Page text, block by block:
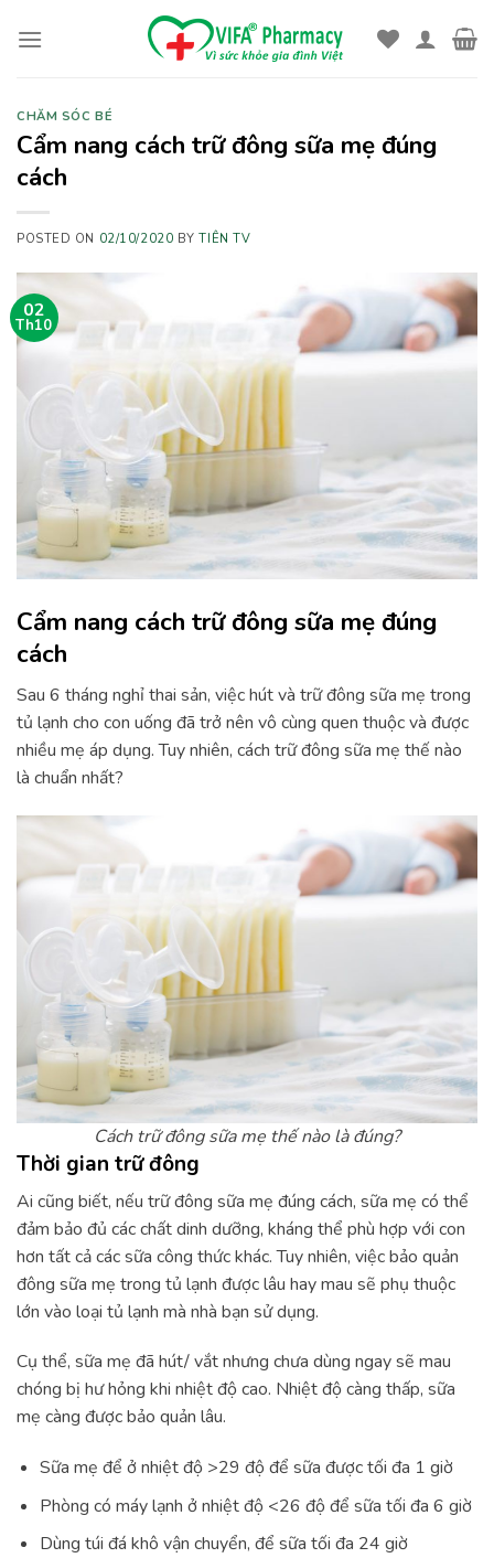
CHĂM SÓC BÉ
Cẩm nang cách trữ đông sữa mẹ đúng
cách
POSTED ON 02/10/2020 BYTIÊN TV
02
Th10
Cẩm nang cách trữ đông sữa mẹ đúng
cách
Sau 6 tháng nghỉ thai sản, việc hút và trữ đông sữa mẹ trong
tủ lạnh cho con uống đã trở nên vô cùng quen thuộc và được
nhiều mẹ áp dụng. Tuy nhiên, cách trữ đông sữa mẹ thế nào
là chuẩn nhất?
Cách trữ đông sữa mẹ thế nào là đúng?
Thời gian trữ đông
Ai cũng biết, nếu trữ đông sữa mẹ đúng cách, sữa mẹ có thể
đảm bảo đủ các chất dinh dưỡng, kháng thể phù hợp với con
hơn tất cả các sữa công thức khác. Tuy nhiên, việc bảo quản
đông sữa mẹ trong tủ lạnh được lâu hay mau sẽ phụ thuộc
lớn vào loại tủ lạnh mà nhà bạn sử dụng.
Cụ thể, sữa mẹ đã hút/ vắt nhưng chưa dùng ngay sẽ mau
chóng bị hư hỏng khi nhiệt độ cao. Nhiệt độ càng thấp, sữa
mẹ càng được bảo quản lâu.
Sữa mẹ để ở nhiệt độ >29 độ để sữa được tối đa 1 giờ
Phòng có máy lạnh ở nhiệt độ <26 độ để sữa tối đa 6 giờ
Dùng túi đá khô vận chuyển, để sữa tối đa 24 giờ